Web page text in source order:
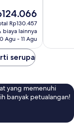
Rp130.457
biaya lainnya
Agu - 11 Agu
serupa
yang memenuhi
banyak petualangan!